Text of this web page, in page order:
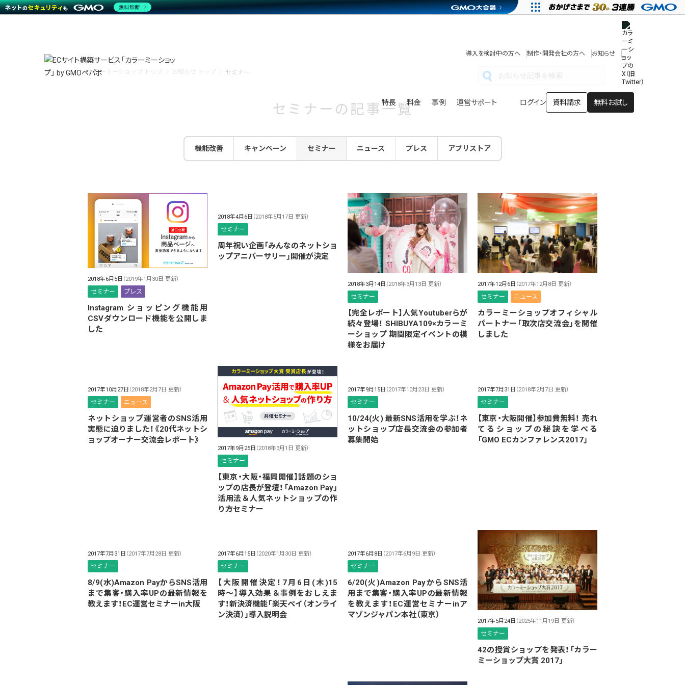
特長 料金 事例 運営サポート ログイン 資料請求 無料お試し
導入を検討中の方へ 制作・開発会社の方へ お知らせ
特長
商材一覧を見る
特長別に見る
越境EC（海外販売）
ショッピングカート
モバイルアプリ
複数店舗との連携
業種別に見る その他
テンプレート一覧
レギュラー
料金シミュレーション
食品
運営サポート 代行サービスを見る
コミュニティイベントCarty
YouTubeチャンネル
ヘルプを見る
ヘルプセンター
カラーミーショップ トップ お知らせ トップ セミナー
セミナーの記事一覧
機能改善 キャンペーン セミナー ニュース プレス アプリストア
2018年6月5日 （2019年1月30日 更新）
セミナー プレス
Instagram ショッピング機能用
CSVダウンロード機能を公開しま
した
2018年4月6日 （2018年5月17日 更新）
セミナー
周年祝い企画「みんなのネットショ
ップアニバーサリー」開催が決定
2018年3月14日 （2018年3月13日 更新）
セミナー
【完全レポート】人気Youtuberらが
続々登場！ SHIBUYA109×カラーミ
ーショップ 期間限定イベントの模
様をお届け
2017年12月6日 （2017年12月8日 更新）
セミナー ニュース
カラーミーショップオフィシャル
パートナー「取次店交流会」を開催
しました
2017年10月27日 （2018年2月7日 更新）
セミナー ニュース
ネットショップ運営者のSNS活用
実態に迫りました！《20代ネットシ
ョップオーナー交流会レポート》
2017年9月25日 （2018年3月1日 更新）
セミナー
【東京・大阪・福岡開催】話題のショ
ップの店長が登壇！「Amazon Pay」
活用法＆人気ネットショップの作
り方セミナー
2017年9月15日 （2017年10月23日 更新）
セミナー
10/24(火) 最新SNS活用を学ぶ！ネ
ットショップ店長交流会の参加者
募集開始
2017年7月31日 （2018年2月7日 更新）
セミナー
【東京・大阪開催】参加費無料！ 売れ
てるショップの秘訣を学べる
「GMO ECカンファレンス2017」
2017年7月31日 （2017年7月28日 更新）
セミナー
8/9(水)Amazon PayからSNS活用
まで集客・購入率UPの最新情報を
教えます！EC運営セミナーin大阪
2017年6月15日 （2020年1月30日 更新）
セミナー
【大阪開催決定！7月6日(木)15
時〜】導入効果＆事例をおしえま
す！新決済機能「楽天ペイ（オンライ
ン決済）」導入説明会
2017年6月8日 （2017年6月9日 更新）
セミナー
6/20(火)Amazon PayからSNS活
用まで集客・購入率UPの最新情報
を教えます！EC運営セミナーinア
マゾンジャパン本社（東京）
2017年5月24日 （2025年11月19日 更新）
セミナー
42の授賞ショップを発表！「カラー
ミーショップ大賞 2017」
無料診断